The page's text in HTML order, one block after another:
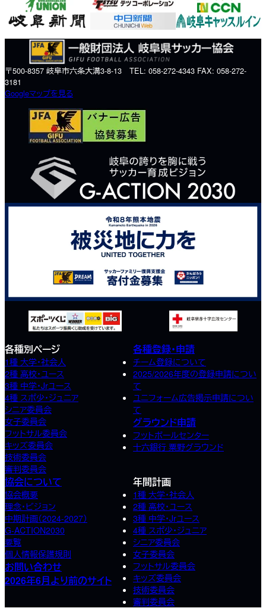
〒500-8357 岐阜市六条大溝3-8-13 TEL: 058-272-4343 FAX: 058-272-
3181
Googleマップを見る
各種別ページ
1種 大学・社会人
2種 高校･ユース
3種 中学･Jrユース
4種 スポ少･ジュニア
シニア委員会
女子委員会
フットサル委員会
キッズ委員会
技術委員会
審判委員会
各種登録・申請
チーム登録について
2025/2026年度の登録申請につい
て
ユニフォーム広告掲示申請につい
て
グラウンド申請
フットボールセンター
十六銀行 粟野グラウンド
協会について
協会概要
理念・ビジョン
中期計画（2024-2027）
G-ACTION2030
要覧
個人情報保護規則
お問い合わせ
2026年6月より前のサイト
年間計画
1種 大学・社会人
2種 高校･ユース
3種 中学･Jrユース
4種 スポ少･ジュニア
シニア委員会
女子委員会
フットサル委員会
キッズ委員会
技術委員会
審判委員会